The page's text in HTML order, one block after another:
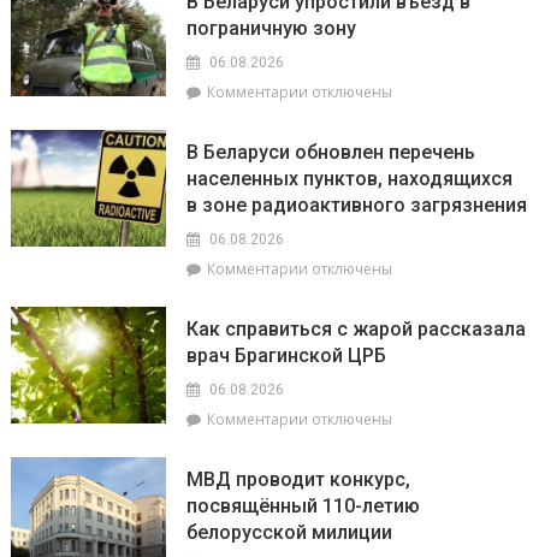
непогоду
Брагинском
районе
на
лесов
пограничную зону
06.08.2026
Комментарии к
Беларуси
упростили
въезд
зону
отключены
В Беларуси обновлен перечень
населенных пунктов, находящихся
в зоне радиоактивного загрязнения
06.08.2026
Комментарии к
Беларуси
обновлен
пунктов,
в
зоне
радиоактивного
загрязнения
отключены
Как справиться с жарой рассказала
врач Брагинской ЦРБ
06.08.2026
Комментарии к
справиться
с
жарой
отключены
МВД проводит конкурс,
посвящённый 110-летию
белорусской милиции